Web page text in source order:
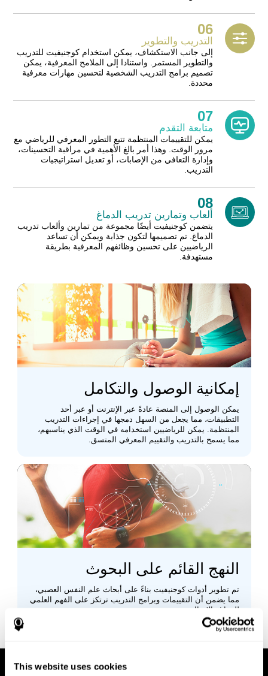
This website uses cookies
06
التدريب والتطوير
إلى جانب الاستكشاف، يمكن استخدام كوجنيفيت للتدريب
والتطوير المستمر. واستنادا إلى الملامح المعرفية، يمكن
تصميم برامج التدريب الشخصية لتحسين مهارات معرفية
محددة.
07
متابعة التقدم
يمكن للتقييمات المنتظمة تتبع التطور المعرفي للرياضي مع
مرور الوقت. وهذا أمر بالغ الأهمية في مراقبة التحسينات،
وإدارة التعافي من الإصابات، أو تعديل استراتيجيات
التدريب.
08
ألعاب وتمارين تدريب الدماغ
يتضمن كوجنيفيت أيضًا مجموعة من تمارين وألعاب تدريب
الدماغ. تم تصميمها لتكون جذابة ويمكن أن تساعد
الرياضيين على تحسين وظائفهم المعرفية بطريقة
مستهدفة.
إمكانية الوصول والتكامل
يمكن الوصول إلى المنصة عادةً عبر الإنترنت أو عبر أحد
التطبيقات، مما يجعل من السهل دمجها في إجراءات التدريب
المنتظمة. يمكن للرياضيين استخدامه في الوقت الذي يناسبهم،
مما يسمح بالتدريب والتقييم المعرفي المتسق.
النهج القائم على البحوث
تم تطوير أدوات كوجنيفيت بناءً على أبحاث علم النفس العصبي،
مما يضمن أن التقييمات وبرامج التدريب ترتكز على الفهم العلمي
للدماغ والإدراك.